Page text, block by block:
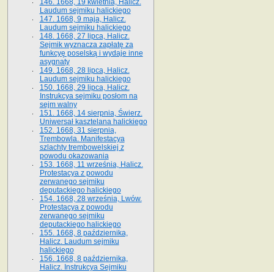
146. 1668, 19 kwietnia, Halicz.
Laudum sejmiku halickiego
147. 1668, 9 maja, Halicz.
Laudum sejmiku halickiego
148. 1668, 27 lipca, Halicz.
Sejmik wyznacza zapłatę za
funkcyę poselską i wydaje inne
asygnaty
149. 1668, 28 lipca, Halicz.
Laudum sejmiku halickiego
150. 1668, 29 lipca, Halicz.
Instrukcya sejmiku posłom na
sejm walny
151. 1668, 14 sierpnia, Świerz.
Uniwersał kasztelana halickiego
152. 1668, 31 sierpnia,
Trembowla. Manifestacya
szlachty trembowelskiej z
powodu okazowania
153. 1668, 11 września, Halicz.
Protestacya z powodu
zerwanego sejmiku
deputackiego halickiego
154. 1668, 28 września, Lwów.
Protestacya z powodu
zerwanego sejmiku
deputackiego halickiego
155. 1668, 8 października,
Halicz. Laudum sejmiku
halickiego
156. 1668, 8 października,
Halicz. Instrukcya Sejmiku